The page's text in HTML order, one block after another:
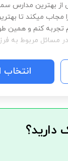
بهترین مدارس
میکند تا
تجربه کنم و همین
مسائل مربوط به
انتخاب
دارید؟